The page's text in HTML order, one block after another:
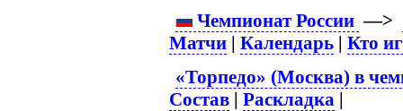
Чемпионат России —>
Матчи |Календарь |Кто
«Торпедо» (Москва) в
Состав |Раскладка |